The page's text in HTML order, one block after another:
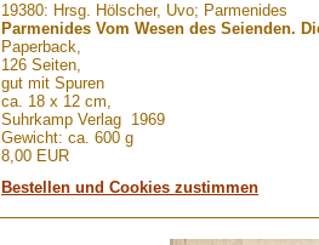
19380: Hrsg. Hölscher, Uvo; Parmenides
Parmenides Vom Wesen des Seienden.
Paperback,
126 Seiten,
gut mit Spuren
ca. 18 x 12 cm,
Suhrkamp Verlag 1969
Gewicht: ca. 600 g
8,00 EUR
Bestellen und Cookies zustimmen